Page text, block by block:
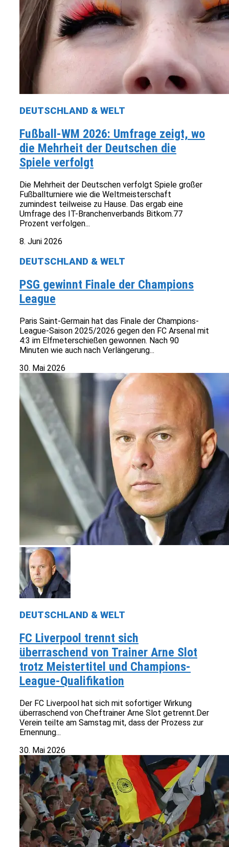
DEUTSCHLAND & WELT
Fußball-WM 2026: Umfrage zeigt, wo
die Mehrheit der Deutschen die
Spiele verfolgt
Die Mehrheit der Deutschen verfolgt Spiele großer
Fußballturniere wie die Weltmeisterschaft
zumindest teilweise zu Hause. Das ergab eine
Umfrage des IT-Branchenverbands Bitkom.77
Prozent verfolgen...
8. Juni 2026
DEUTSCHLAND & WELT
PSG gewinnt Finale der Champions
League
Paris Saint-Germain hat das Finale der Champions-
League-Saison 2025/2026 gegen den FC Arsenal mit
4:3 im Elfmeterschießen gewonnen. Nach 90
Minuten wie auch nach Verlängerung...
30. Mai 2026
DEUTSCHLAND & WELT
FC Liverpool trennt sich
überraschend von Trainer Arne Slot
trotz Meistertitel und Champions-
League-Qualifikation
Der FC Liverpool hat sich mit sofortiger Wirkung
überraschend von Cheftrainer Arne Slot getrennt.Der
Verein teilte am Samstag mit, dass der Prozess zur
Ernennung...
30. Mai 2026